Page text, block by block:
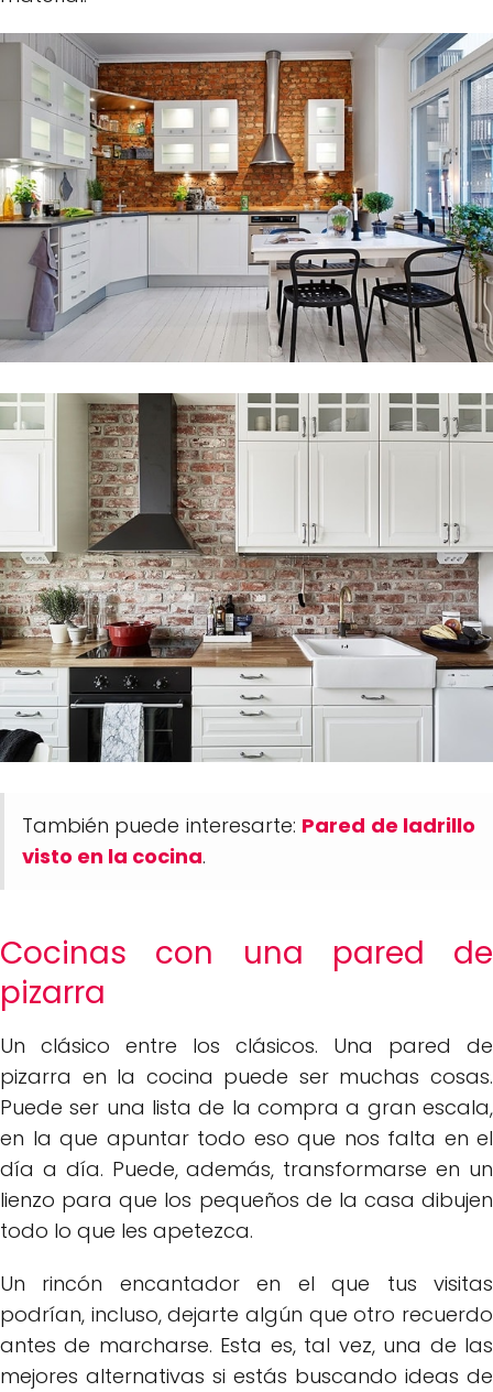
También puede interesarte: Pared de ladrillo
visto en la cocina.
Cocinas con una pared de
pizarra
Un clásico entre los clásicos. Una pared de
pizarra en la cocina puede ser muchas cosas.
Puede ser una lista de la compra a gran escala,
en la que apuntar todo eso que nos falta en el
día a día. Puede, además, transformarse en un
lienzo para que los pequeños de la casa dibujen
todo lo que les apetezca.
Un rincón encantador en el que tus visitas
podrían, incluso, dejarte algún que otro recuerdo
antes de marcharse. Esta es, tal vez, una de las
mejores alternativas si estás buscando ideas de